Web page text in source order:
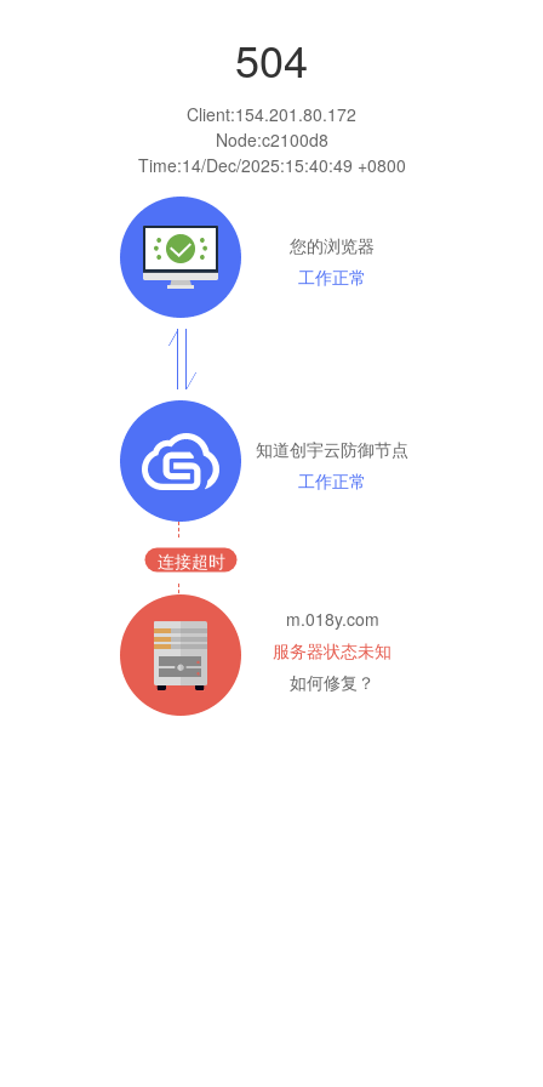
504
Client:154.201.80.172
Node:c2100d8
Time:14/Dec/2025:15:40:49 +0800
您的浏览器
工作正常
知道创宇云防御节点
工作正常
连接超时
m.018y.com
服务器状态未知
如何修复？